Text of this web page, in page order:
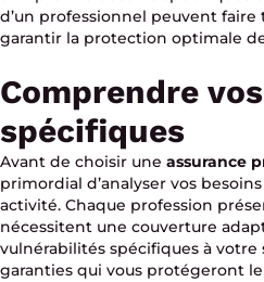
d’un professionnel peuvent
garantir la protection optimale
Comprendre
spécifiques
Avant de choisir une assurance
primordial d’analyser vos
activité. Chaque profession
nécessitent une couverture
vulnérabilités spécifiques à
garanties qui vous protégeront